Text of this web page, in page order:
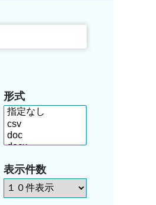
形式
表示件数